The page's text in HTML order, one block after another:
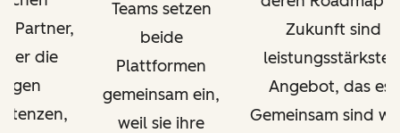
Partner,
die
Teams setzen
beide
Plattformen
gemeinsam ein,
weil sie ihre
Zukunft sind
leistungsstärkste
Angebot, das es
Gemeinsam sind